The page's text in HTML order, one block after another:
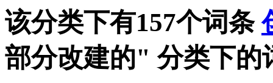
该分类下有157个词条
部分改建的" 分类下的